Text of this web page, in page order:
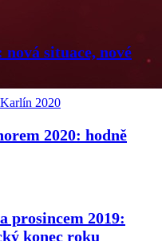
situace, nové
2020: hodně
prosincem 2019:
konec roku